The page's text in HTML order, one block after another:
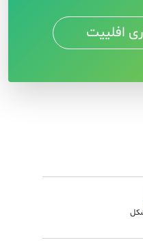
افلییت